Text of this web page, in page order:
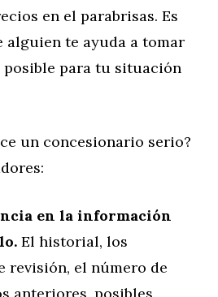
en el parabrisas. Es
alguien te ayuda a tomar
para tu situación
un concesionario serio?
en la información
El historial, los
revisión, el número de